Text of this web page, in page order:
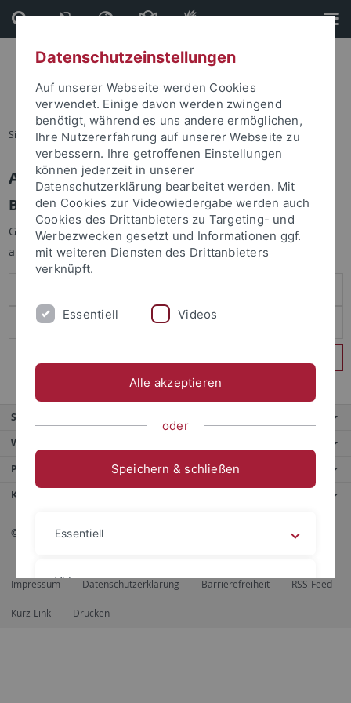
Direkt
zum
Inhalt
Direkt
zur
Fußleiste
Sie sind hier: Startseite
Anmelden
Benutzeranmeldung
Geben Sie Ihren Benutzernamen und Ihr Passwort an um sich
anzumelden:
Service
Weitere Angebote
Portale
Kontaktinfo
© 2026 Eberhard Karls Universität Tübingen, Tübingen
Impressum Datenschutzerklärung Barrierefreiheit RSS-Feed
Kurz-Link Drucken
Datenschutzeinstellungen
Auf unserer Webseite werden Cookies
verwendet. Einige davon werden zwingend
benötigt, während es uns andere ermöglichen,
Ihre Nutzererfahrung auf unserer Webseite zu
verbessern. Ihre getroffenen Einstellungen
können jederzeit in unserer
Datenschutzerklärung bearbeitet werden. Mit
den Cookies zur Videowiedergabe werden auch
Cookies des Drittanbieters zu Targeting- und
Werbezwecken gesetzt und Informationen ggf.
mit weiteren Diensten des Drittanbieters
verknüpft.
Essentiell Videos
Alle akzeptieren
oder
Speichern & schließen
Essentiell
Videos